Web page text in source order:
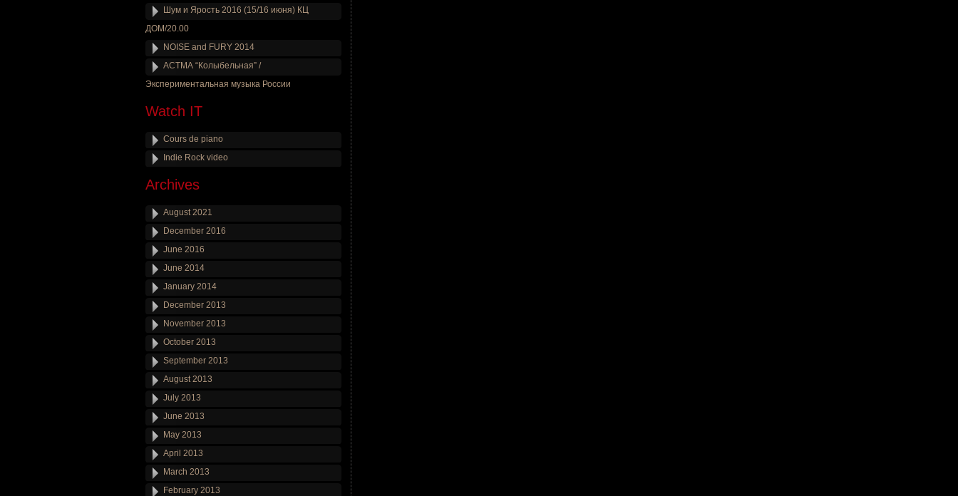
Шум и Ярость 2016 (15/16 июня) КЦ
ДОМ/20.00
NOISE and FURY 2014
АСТМА “Колыбельная” /
Экспериментальная музыка России
Watch IT
Cours de piano
Indie Rock video
Archives
August 2021
December 2016
June 2016
June 2014
January 2014
December 2013
November 2013
October 2013
September 2013
August 2013
July 2013
June 2013
May 2013
April 2013
March 2013
February 2013